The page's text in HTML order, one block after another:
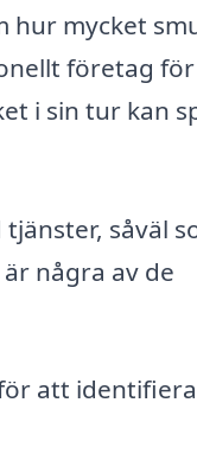
hur mycket
företag för
i sin tur kan
såväl
några av de
att identifiera